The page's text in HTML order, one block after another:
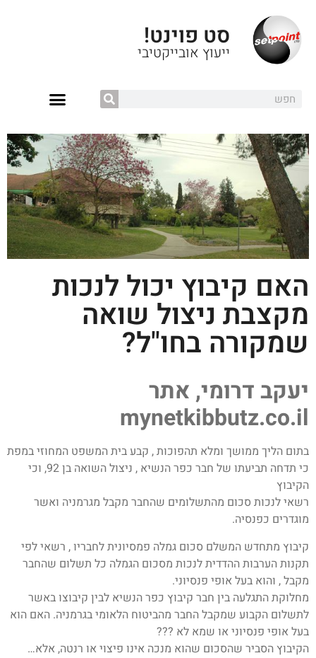
סט פוינט!
ייעוץ אובייקטיבי
האם קיבוץ יכול לנכות
מקצבת ניצול שואה
שמקורה בחו"ל?
יעקב דרומי, אתר
mynetkibbutz.co.il
בתום הליך ממושך ומלא תהפוכות , קבע בית המשפט המחוזי במפת
כי תדחה תביעתו של חבר כפר הנשיא , ניצול השואה בן 92, וכי
הקיבוץ
רשאי לנכות סכום מהתשלומים שהחבר מקבל מגרמניה ואשר
מוגדרים כפנסיה.
קיבוץ מתחדש המשלם סכום גמלה פמסיונית לחבריו , רשאי לפי
תקנות הערבות ההדדית לנכות מסכום הגמלה כל תשלום שהחבר
מקבל , והוא בעל אופי פנסיוני.
מחלוקת התגלעה בין חבר קיבוץ כפר הנשיא לבין קיבוצו באשר
לתשלום הקבוע שמקבל החבר מהביטוח הלאומי בגרמניה. האם הוא
בעל אופי פנסיוני או שמא לא ???
הקיבוץ הסביר שהסכום שהוא מנכה אינו פיצוי או רנטה, אלא…